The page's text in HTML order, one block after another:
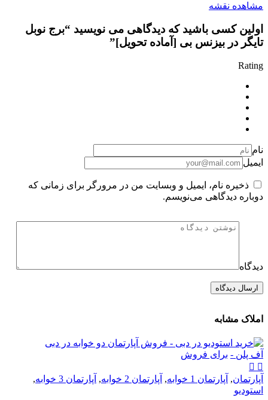
مشاهده نقشه
اولین کسی باشید که دیدگاهی می نویسید “برج نوبل
تایگر در بیزنس بی [آماده تحویل]”
Rating
نام
ایمیل
ذخیره نام، ایمیل و وبسایت من در مرورگر برای زمانی که
دوباره دیدگاهی می‌نویسم.
دیدگاه
املاک مشابه
آف پلن - برای فروش
آپارتمان, آپارتمان 1 خوابه , آپارتمان 2 خوابه , آپارتمان 3 خوابه
,
استودیو